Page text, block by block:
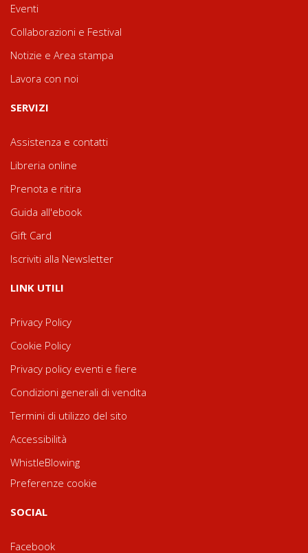
Eventi
Collaborazioni e Festival
Notizie e Area stampa
Lavora con noi
SERVIZI
Assistenza e contatti
Libreria online
Prenota e ritira
Guida all'ebook
Gift Card
Iscriviti alla Newsletter
LINK UTILI
Privacy Policy
Cookie Policy
Privacy policy eventi e fiere
Condizioni generali di vendita
Termini di utilizzo del sito
Accessibilità
WhistleBlowing
Preferenze cookie
SOCIAL
Facebook